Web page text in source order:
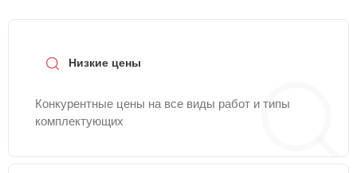
Низкие цены
Конкурентные цены на все виды работ и типы
комплектующих